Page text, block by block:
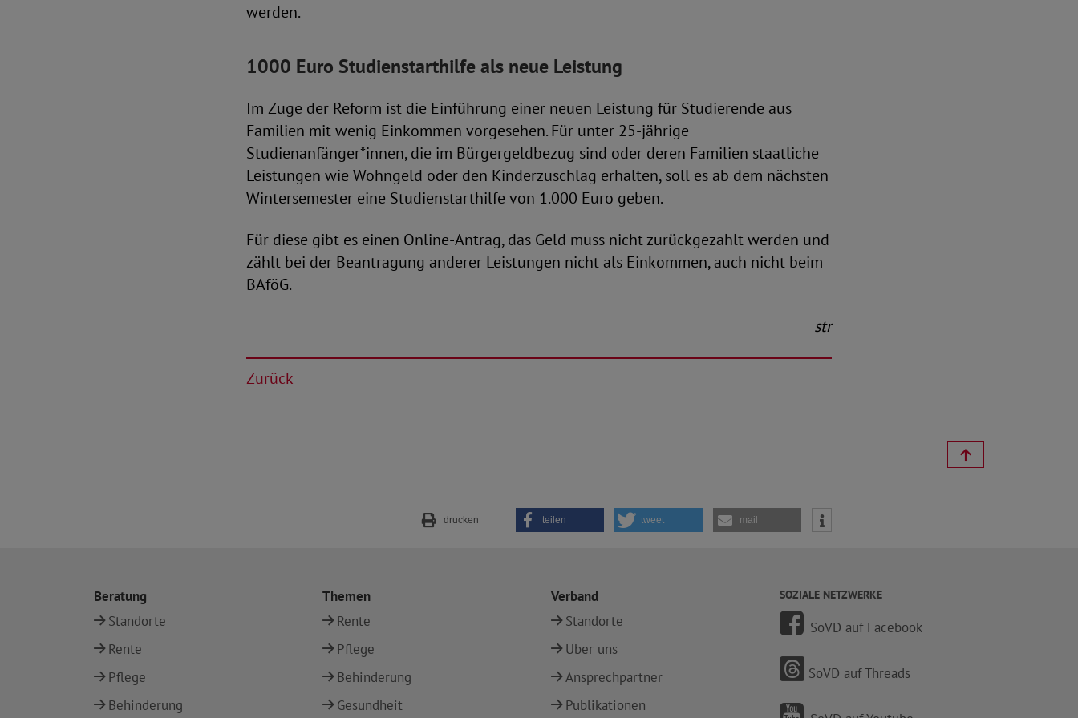
werden.
1000 Euro Studienstarthilfe als neue Leistung
Im Zuge der Reform ist die Einführung einer neuen Leistung für Studierende aus
Familien mit wenig Einkommen vorgesehen. Für unter 25-jährige
Studienanfänger*innen, die im Bürgergeldbezug sind oder deren Familien staatliche
Leistungen wie Wohngeld oder den Kinderzuschlag erhalten, soll es ab dem nächsten
Wintersemester eine Studienstarthilfe von 1.000 Euro geben.
Für diese gibt es einen Online-Antrag, das Geld muss nicht zurückgezahlt werden und
zählt bei der Beantragung anderer Leistungen nicht als Einkommen, auch nicht beim
BAföG.
str
Zurück
drucken teilen tweet mail
Beratung
Standorte
Rente
Pflege
Behinderung
Themen
Rente
Pflege
Behinderung
Gesundheit
Verband
Standorte
Über uns
Ansprechpartner
Publikationen
SOZIALE NETZWERKE
SoVD auf Facebook
SoVD auf Threads